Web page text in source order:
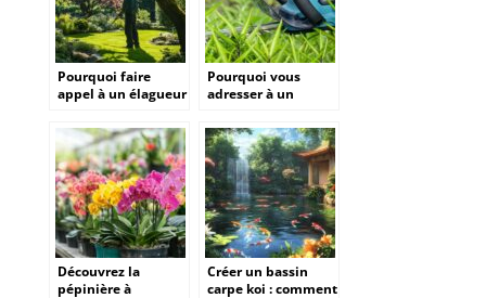
Pourquoi faire
appel à un élagueur
l’entretien de vos
arbres ?
Pourquoi vous
adresser à un
professionnel pour
l’entretien de vos
haies à Buron ?
Découvrez la
pépinière à
Créer un bassin
carpe koi : comment